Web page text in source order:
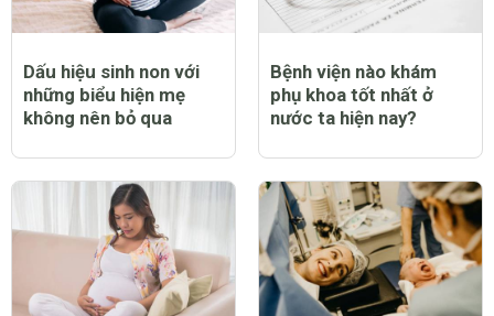
Dấu hiệu sinh non với
những biểu hiện mẹ
không nên bỏ qua
Bệnh viện nào khám
phụ khoa tốt nhất ở
nước ta hiện nay?